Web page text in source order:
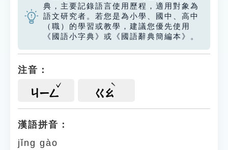
典，主要記錄語言使用歷程，適用對象為
語文研究者。若您是為小學、國中、高中
（職）的學習或教學，建議您優先使用
《國語小字典》或《國語辭典簡編本》。
注音：
ㄐㄧㄥ ㄍㄠ
漢語拼音：
jǐng gào